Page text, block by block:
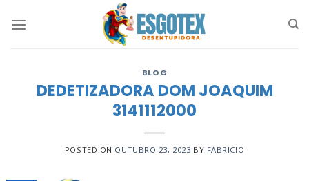
BLOG
DEDETIZADORA DOM JOAQUIM
3141112000
POSTED ON OUTUBRO 23, 2023 BY FABRICIO